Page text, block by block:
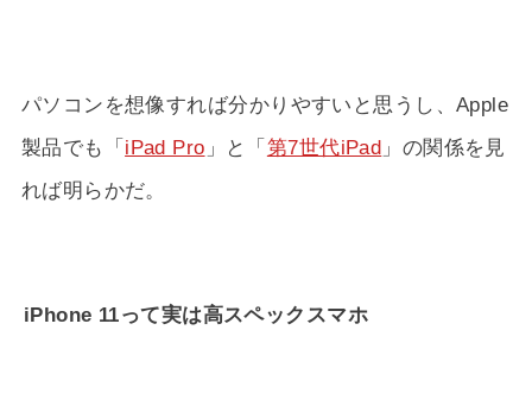
パソコンを想像すれば分かりやすいと思うし、Apple
製品でも「 iPad Pro 」と「 第7世代iPad 」の関係を見
れば明らかだ。
iPhone 11って実は高スペックスマホ